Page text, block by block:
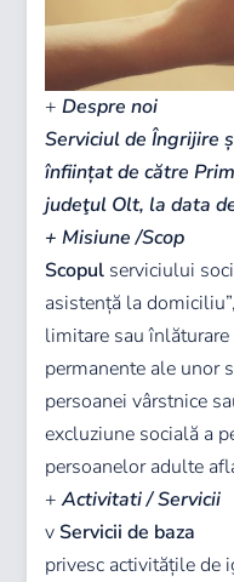
+Despre noi
Serviciul de Îngrijire
înființat de către
judeţul Olt, la data
+ Misiune /Scop
Scopul serviciului
asistență la
limitare sau
permanente ale unor
persoanei vârstnice
excluziune socială a
persoanelor adulte
+Activitati / Servicii
v Servicii de baza
privesc activitățile de